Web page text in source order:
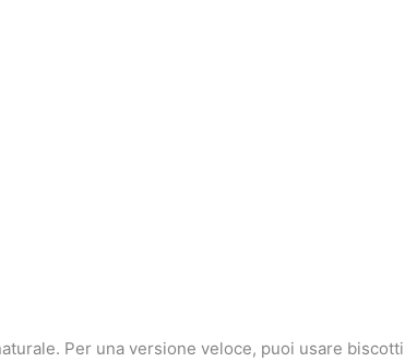
Per una versione veloce, puoi usare biscotti